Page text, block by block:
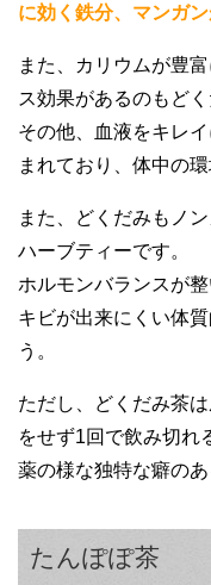
に効く鉄分、マンガ
また、カリウムが豊
ス効果があるのもどく
その他、血液をキレ
まれており、体中の
また、どくだみもノ
ハーブティーです。
ホルモンバランスが
キビが出来にくい体
う。
ただし、どくだみ茶
をせず1回で飲み切れ
薬の様な独特な癖のあ
たんぽぽ茶